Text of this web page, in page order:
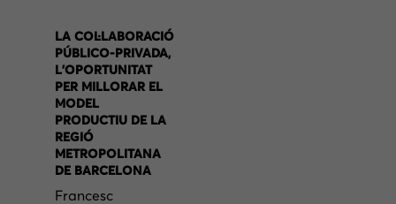
LA COL·LABORACIÓ
PÚBLICO-PRIVADA,
L’OPORTUNITAT
PER MILLORAR EL
MODEL
PRODUCTIU DE LA
REGIÓ
METROPOLITANA
DE BARCELONA
Francesc